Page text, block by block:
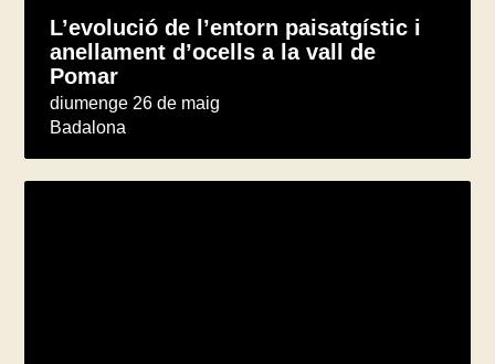
L’evolució de l’entorn paisatgístic i
anellament d’ocells a la vall de
Pomar
diumenge 26 de maig
Badalona